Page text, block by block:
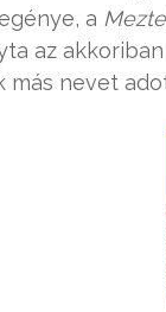
a
az
más nevet